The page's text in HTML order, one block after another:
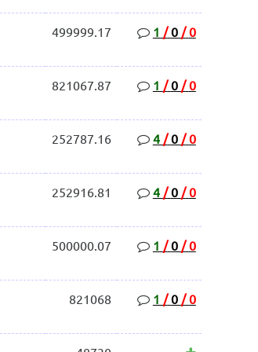
499999.17 1 / 0 / 0
821067.87 1 / 0 / 0
252787.16 4 / 0 / 0
252916.81 4 / 0 / 0
500000.07 1 / 0 / 0
821068 1 / 0 / 0